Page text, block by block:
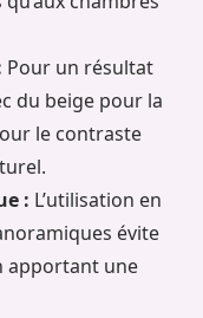
Pour un résultat
du beige pour la
le contraste
: L’utilisation en
évite
apportant une